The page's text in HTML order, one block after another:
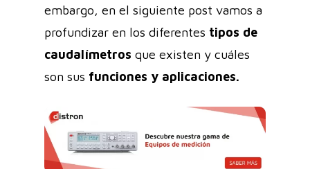
embargo, en el siguiente post vamos a
profundizar en los diferentes tipos de
caudalímetros que existen y cuáles
son sus funciones y aplicaciones.